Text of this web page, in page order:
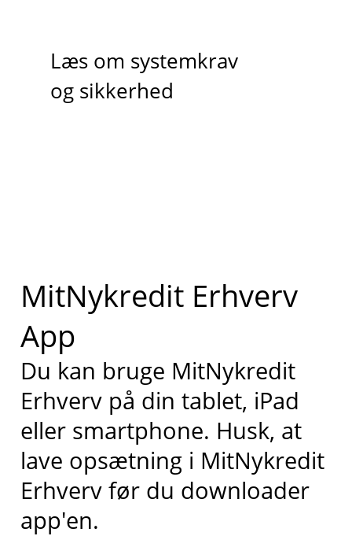
Læs om systemkrav
og sikkerhed
MitNykredit Erhverv
App
Du kan bruge MitNykredit
Erhverv på din tablet, iPad
eller smartphone. Husk, at
lave opsætning i MitNykredit
Erhverv før du downloader
app'en.